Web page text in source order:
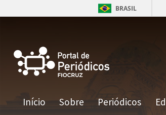
Pular para o conteúdo principal BRASIL
Navegação principal
Início Sobre Periódicos